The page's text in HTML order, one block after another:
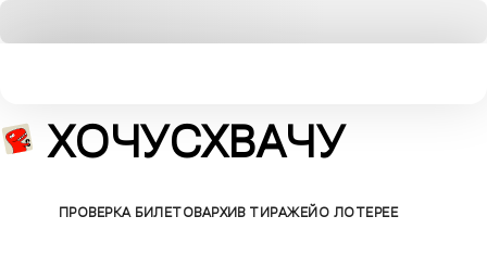
ХОЧУСХВАЧУ
ПРОВЕРКА БИЛЕТОВАРХИВ ТИРАЖЕЙ О ЛОТЕРЕЕ